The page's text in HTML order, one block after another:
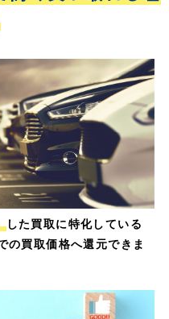
した買取に特化している
の買取価格へ還元できま